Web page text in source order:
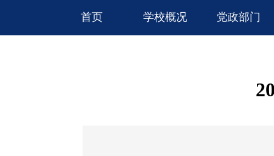
首页 学校概况 党政部门